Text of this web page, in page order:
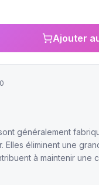
Ajouter
généralement
Elles éliminent une
à maintenir une